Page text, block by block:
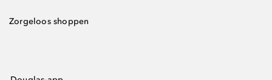
Zorgeloos shoppen